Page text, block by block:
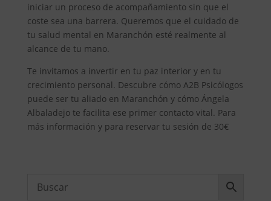
iniciar un proceso de acompañamiento sin que el
coste sea una barrera. Queremos que el cuidado de
tu salud mental en Maranchón esté realmente al
alcance de tu mano.
Te invitamos a invertir en tu paz interior y en tu
crecimiento personal. Descubre cómo A2B Psicólogos
puede ser tu aliado en Maranchón y cómo Ángela
Albaladejo te facilita ese primer contacto vital. Para
más información y para reservar tu sesión de 30€